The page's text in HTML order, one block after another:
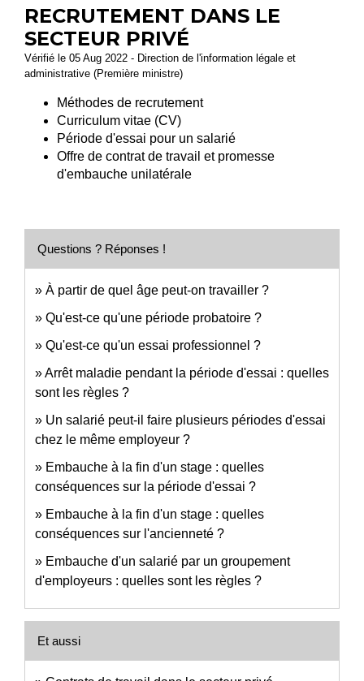
RECRUTEMENT DANS LE
SECTEUR PRIVÉ
Vérifié le 05 Aug 2022 - Direction de l'information légale et
administrative (Première ministre)
Méthodes de recrutement
Curriculum vitae (CV)
Période d'essai pour un salarié
Offre de contrat de travail et promesse
d'embauche unilatérale
Questions ? Réponses !
À partir de quel âge peut-on travailler ?
Qu'est-ce qu'une période probatoire ?
Qu'est-ce qu'un essai professionnel ?
Arrêt maladie pendant la période d'essai : quelles
sont les règles ?
Un salarié peut-il faire plusieurs périodes d'essai
chez le même employeur ?
Embauche à la fin d'un stage : quelles
conséquences sur la période d'essai ?
Embauche à la fin d'un stage : quelles
conséquences sur l'ancienneté ?
Embauche d'un salarié par un groupement
d'employeurs : quelles sont les règles ?
Et aussi